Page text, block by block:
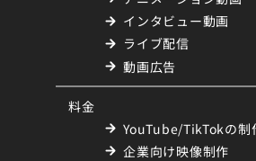
インタビュー動画
ライブ配信
動画広告
料金
YouTube/TikTokの制
企業向け映像制作